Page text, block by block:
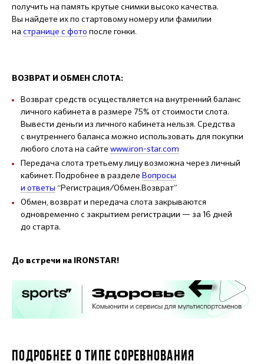
получить на память крутые снимки высоко качества.
Вы найдете их по стартовому номеру или фамилии
на странице с фото после гонки.
ВОЗВРАТ И ОБМЕН СЛОТА:
Возврат средств осуществляется на внутренний баланс
личного кабинета в размере 75% от стоимости слота.
Вывести деньги из личного кабинета нельзя. Средства
с внутреннего баланса можно использовать для покупки
любого слота на сайте www.iron-star.com
Передача слота третьему лицу возможна через личный
кабинет. Подробнее в разделе Вопросы
и ответы “Регистрация/Обмен.Возврат”
Обмен, возврат и передача слота закрываются
одновременно с закрытием регистрации — за 16 дней
до старта.
До встречи на IRONSTAR!
ПОДРОБНЕЕ О ТИПЕ СОРЕВНОВАНИЯ